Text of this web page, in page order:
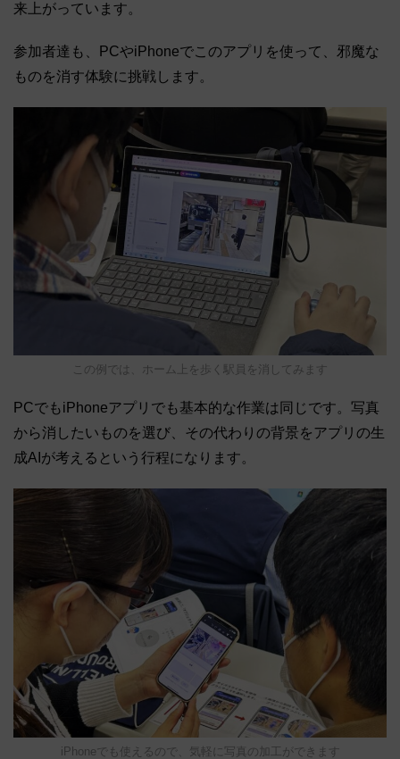
来上がっています。
参加者達も、PCやiPhoneでこのアプリを使って、邪魔な
ものを消す体験に挑戦します。
この例では、ホーム上を歩く駅員を消してみます
PCでもiPhoneアプリでも基本的な作業は同じです。写真
から消したいものを選び、その代わりの背景をアプリの生
成AIが考えるという行程になります。
iPhoneでも使えるので、気軽に写真の加工ができます